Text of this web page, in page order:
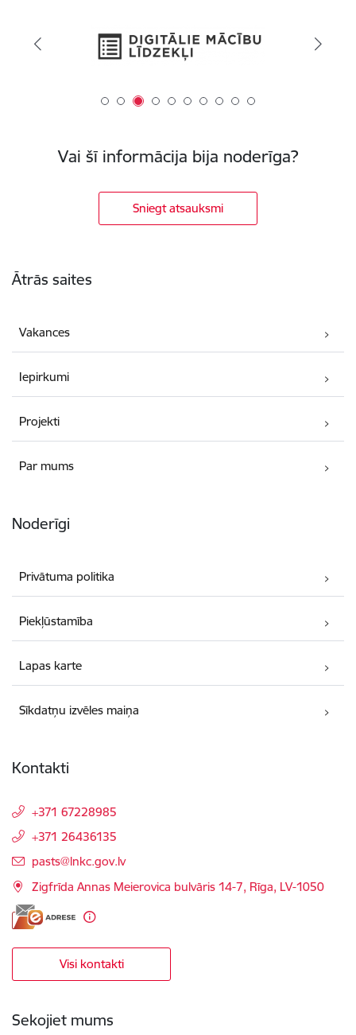
Vai šī informācija bija noderīga?
Sniegt atsauksmi
Ātrās saites
Vakances
Iepirkumi
Projekti
Par mums
Noderīgi
Privātuma politika
Piekļūstamība
Lapas karte
Sīkdatņu izvēles maiņa
Kontakti
+371 67228985
+371 26436135
E-pasts:
pasts@lnkc.gov.lv
Zigfrīda Annas Meierovica bulvāris 14-7, Rīga, LV-1050
Visi kontakti
Sekojiet mums